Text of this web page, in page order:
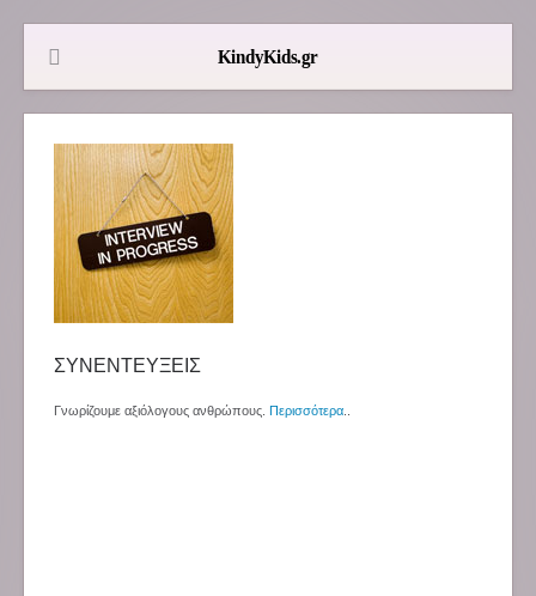
ΣΥΝΕΝΤΕΥΞΕΙΣ
Γνωρίζουμε αξιόλογους ανθρώπους. Περισσότερα